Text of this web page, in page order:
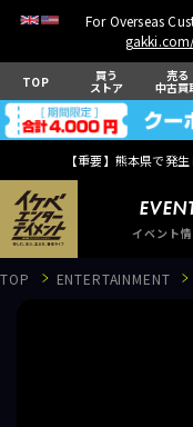
For Overseas
TOP 買う
ストア
売る
中古買
【重要】熊本県で発
イベント
TOP ENTERTAINMENT